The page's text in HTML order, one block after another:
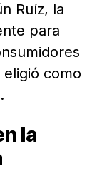
Ruíz, la
para
como
la